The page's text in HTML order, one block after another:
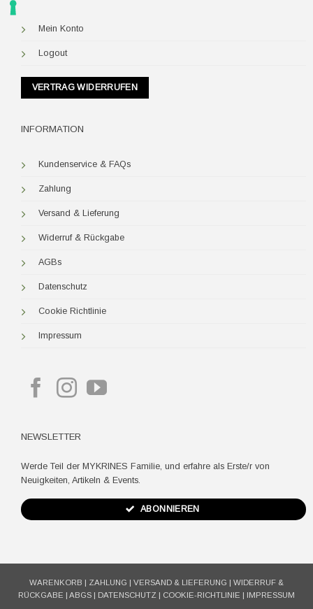
Mein Konto
Logout
VERTRAG WIDERRUFEN
INFORMATION
Kundenservice & FAQs
Zahlung
Versand & Lieferung
Widerruf & Rückgabe
AGBs
Datenschutz
Cookie Richtlinie
Impressum
NEWSLETTER
Werde Teil der MYKRINES Familie, und erfahre als Erste/r von
Neuigkeiten, Artikeln & Events.
ABONNIEREN
WARENKORB | ZAHLUNG | VERSAND & LIEFERUNG | WIDERRUF &
RÜCKGABE | ABGS | DATENSCHUTZ | COOKIE-RICHTLINIE | IMPRESSUM